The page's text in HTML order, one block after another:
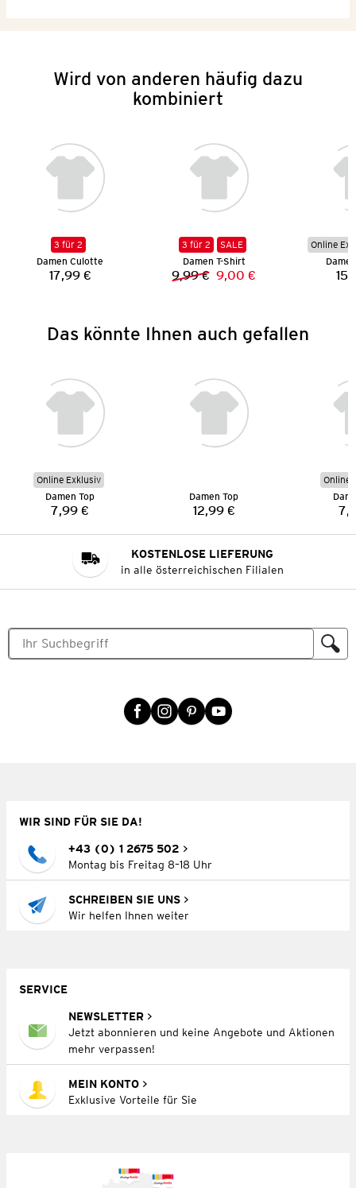
Wird von anderen häufig dazu
kombiniert
3 für 2
Damen Culotte
Preis:
17,99 €
3 für 2
SALE
Damen T-Shirt
Vorheriger Preis:
9,99 € Neuer Preis:
9,00 €
Online
Das könnte Ihnen auch gefallen
Online Exklusiv
Damen Top
Preis:
7,99 €
Damen Top
Preis:
12,99 €
Online
KOSTENLOSE LIEFERUNG
in alle österreichischen Filialen
WIR SIND FÜR SIE DA!
+43 (0) 1 2675 502
Montag bis Freitag 8–18 Uhr
SCHREIBEN SIE UNS
Wir helfen Ihnen weiter
SERVICE
NEWSLETTER
Jetzt abonnieren und keine Angebote und Aktionen
mehr verpassen!
MEIN KONTO
Exklusive Vorteile für Sie